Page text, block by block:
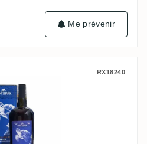
Me prévenir
Travellers (Pineau
RX18240